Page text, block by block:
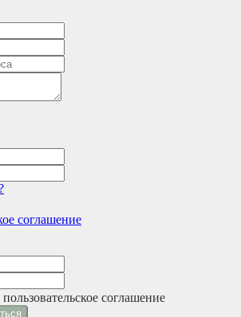
соглашение
пользовательское соглашение